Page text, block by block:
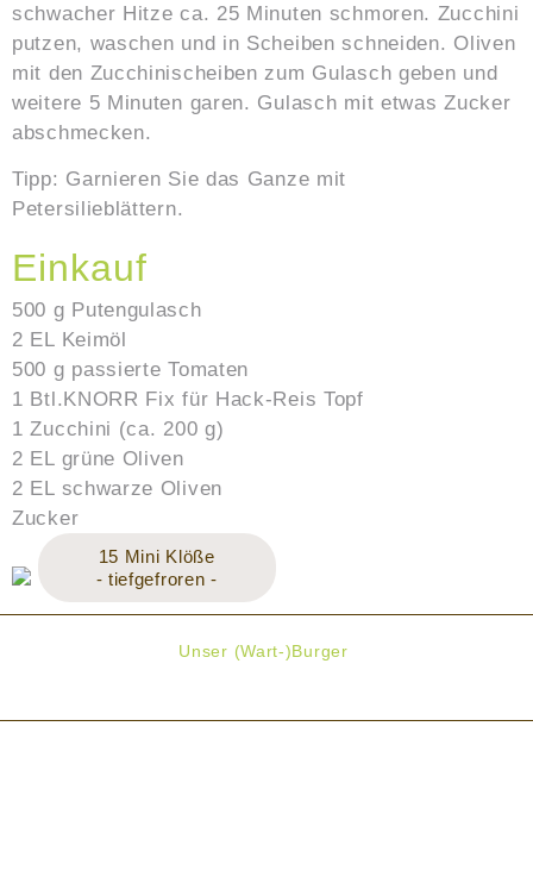
schwacher Hitze ca. 25 Minuten schmoren. Zucchini
putzen, waschen und in Scheiben schneiden. Oliven
mit den Zucchinischeiben zum Gulasch geben und
weitere 5 Minuten garen. Gulasch mit etwas Zucker
abschmecken.
Tipp: Garnieren Sie das Ganze mit
Petersilieblättern.
Einkauf
500 g Putengulasch
2 EL Keimöl
500 g passierte Tomaten
1 Btl.KNORR Fix für Hack-Reis Topf
1 Zucchini (ca. 200 g)
2 EL grüne Oliven
2 EL schwarze Oliven
Zucker
15 Mini Klöße
- tiefgefroren -
Unser (Wart-)Burger